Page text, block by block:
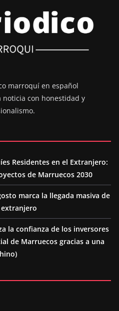
marroquí en español
con honestidad y
Residentes en el Extranjero:
de Marruecos 2030
marca la llegada masiva de
la confianza de los inversores
de Marruecos gracias a una